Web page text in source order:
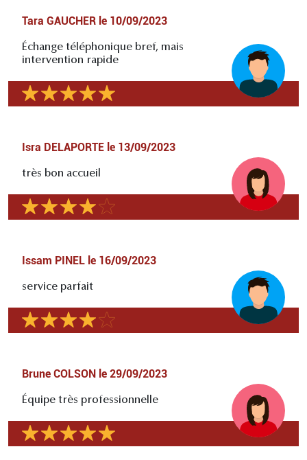
Tara GAUCHER le 10/09/2023
Échange téléphonique bref, mais
intervention rapide
Isra DELAPORTE le 13/09/2023
très bon accueil
Issam PINEL le 16/09/2023
service parfait
Brune COLSON le 29/09/2023
Équipe très professionnelle